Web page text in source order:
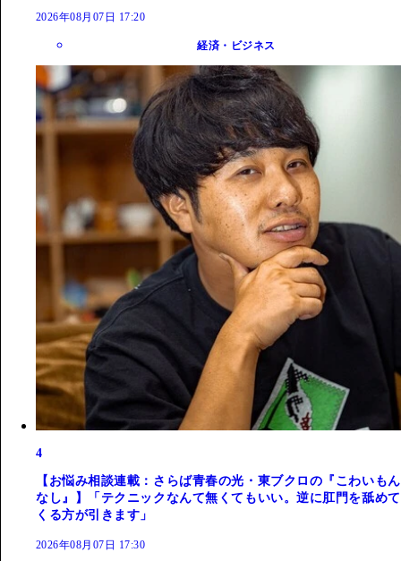
2026年08月07日 17:20
経済・ビジネス
4
【お悩み相談連載：さらば青春の光・東ブクロの『こわいもん
なし』】「テクニックなんて無くてもいい。逆に肛門を舐めて
くる方が引きます」
2026年08月07日 17:30